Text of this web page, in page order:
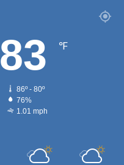
83 ℉
86º - 80º
76%
1.01 mph